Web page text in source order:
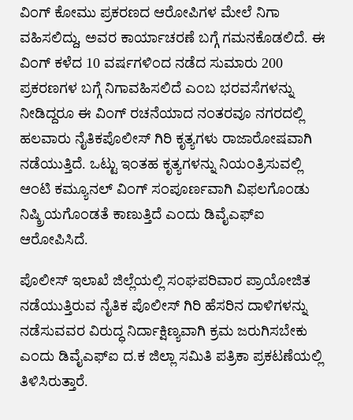
ವಿಂಗ್ ಕೋಮು ಪ್ರಕರಣದ ಆರೋಪಿಗಳ ಮೇಲೆ ನಿಗಾ
ವಹಿಸಲಿದ್ದು, ಅವರ ಕಾರ್ಯಾಚರಣೆ ಬಗ್ಗೆ ಗಮನಕೊಡಲಿದೆ. ಈ
ವಿಂಗ್ ಕಳೆದ 10 ವರ್ಷಗಳಿಂದ ನಡೆದ ಸುಮಾರು 200
ಪ್ರಕರಣಗಳ ಬಗ್ಗೆ ನಿಗಾವಹಿಸಲಿದೆ ಎಂಬ ಭರವಸೆಗಳನ್ನು
ನೀಡಿದ್ದರೂ ಈ ವಿಂಗ್ ರಚನೆಯಾದ ನಂತರವೂ ನಗರದಲ್ಲಿ
ಹಲವಾರು ನೈತಿಕಪೊಲೀಸ್ ಗಿರಿ ಕೃತ್ಯಗಳು ರಾಜಾರೋಷವಾಗಿ
ನಡೆಯುತ್ತಿದೆ. ಒಟ್ಟು ಇಂತಹ ಕೃತ್ಯಗಳನ್ನು ನಿಯಂತ್ರಿಸುವಲ್ಲಿ
ಆಂಟಿ ಕಮ್ಯೂನಲ್ ವಿಂಗ್ ಸಂಪೂರ್ಣವಾಗಿ ವಿಫಲಗೊಂಡು
ನಿಷ್ಕ್ರಿಯಗೊಂಡತೆ ಕಾಣುತ್ತಿದೆ ಎಂದು ಡಿವೈಎಫ್ಐ
ಆರೋಪಿಸಿದೆ.
ಪೊಲೀಸ್ ಇಲಾಖೆ ಜಿಲ್ಲೆಯಲ್ಲಿ ಸಂಘಪರಿವಾರ ಪ್ರಾಯೋಜಿತ
ನಡೆಯುತ್ತಿರುವ ನೈತಿಕ ಪೊಲೀಸ್ ಗಿರಿ ಹೆಸರಿನ ದಾಳಿಗಳನ್ನು
ನಡೆಸುವವರ ವಿರುದ್ಧ ನಿರ್ದಾಕ್ಷಿಣ್ಯವಾಗಿ ಕ್ರಮ ಜರುಗಿಸಬೇಕು
ಎಂದು ಡಿವೈಎಫ್ಐ ದ.ಕ ಜಿಲ್ಲಾ ಸಮಿತಿ ಪತ್ರಿಕಾ ಪ್ರಕಟಣೆಯಲ್ಲಿ
ತಿಳಿಸಿರುತ್ತಾರೆ.